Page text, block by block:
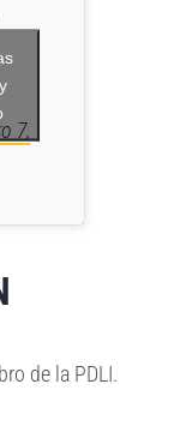
7,
de la PDLI.